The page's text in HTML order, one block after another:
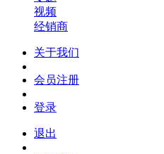
视频
经销商
关于我们
会员注册
登录
退出